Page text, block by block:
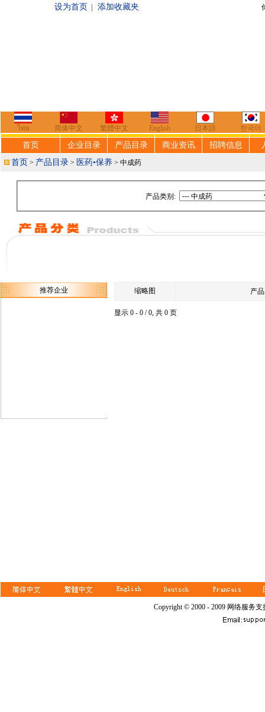
设为首页 添加收藏夹 你好，欢迎来到
ไทย 简体中文 繁體中文 English 日本語 한국어
首页 企业目录 产品目录 商业资讯 招聘信息
首页 > 产品目录 > 医药•保养 > 中成药
产品类别:
推荐企业 缩略图 产
显示 0 - 0 / 0, 共 0 页
Copyright © 2000 - 2009 网络服务